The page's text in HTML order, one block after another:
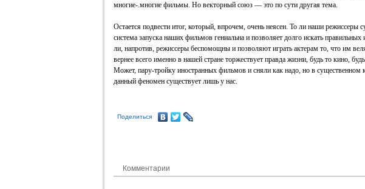
многие-.многие фильмы. Но векторный союз — это по сути другая тема.
Остается подвести итог, который, впрочем, очень неясен. То ли наши режиссеры
система запуска наших фильмов гениальна и позволяет долго искать правильных
ли, напротив, режиссеры беспомощны и позволяют играть актерам то, что им
вернее всего именно в нашей стране торжествует правда жизни, будь то кино,
Может, пару-тройку иностранных фильмов и сняли как надо, но в существенном
данный феномен существует лишь у нас.
Поделиться
Комментарии